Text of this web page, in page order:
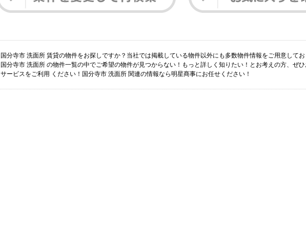
国分寺市 洗面所 賃貸の物件をお探しですか？当社では掲載している物件以外にも多数物件情報をご用意してお
国分寺市 洗面所 の物件一覧の中でご希望の物件が見つからない！もっと詳しく知りたい！とお考えの方、ぜ
サービスをご利用 ください！国分寺市 洗面所 関連の情報なら明星商事にお任せください！